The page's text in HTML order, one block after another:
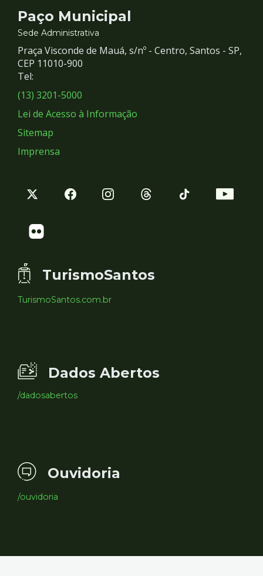
Contato
e
Redes
Sociais
Paço Municipal
Sede Administrativa
Praça Visconde de Mauá, s/nº - Centro, Santos - SP,
CEP 11010-900
Tel:
(13) 3201-5000
Lei de Acesso à Informação
Sitemap
Imprensa
TurismoSantos
TurismoSantos.com.br
Dados Abertos
/dadosabertos
Ouvidoria
/ouvidoria